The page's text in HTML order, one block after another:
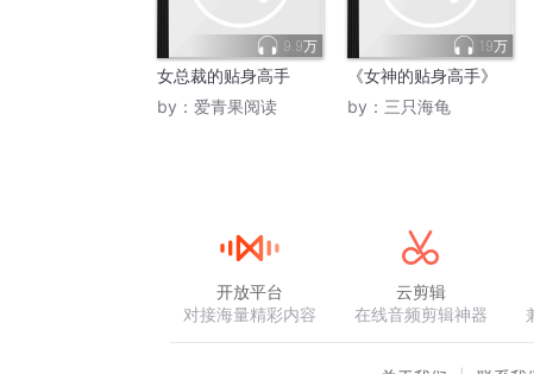
9.9万
女总裁的贴身高手
by： 爱青果阅读
19万
《女神的贴身高手》
by： 三只海龟
开放平台
对接海量精彩内容
云剪辑
在线音频剪辑神器